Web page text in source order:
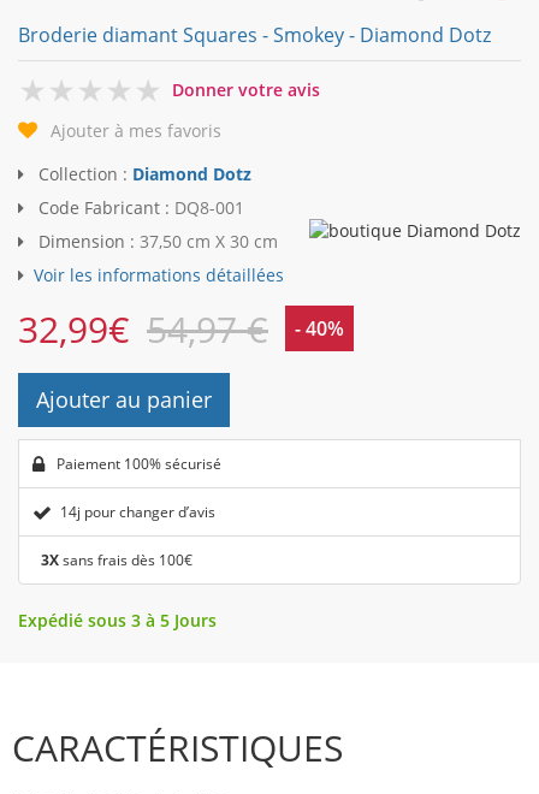
Broderie diamant Squares - Smokey - Diamond Dotz
0
Donner votre avis
Ajouter à mes favoris
Collection : Diamond Dotz
Code Fabricant : DQ8-001
Dimension : 37,50 cm X 30 cm
Voir les informations détaillées
32,99€ 54,97 € - 40%
Ajouter au panier
Paiement 100% sécurisé
14j pour changer d’avis
3Xsans frais dès 100€
Expédié sous 3 à 5 Jours
CARACTÉRISTIQUES